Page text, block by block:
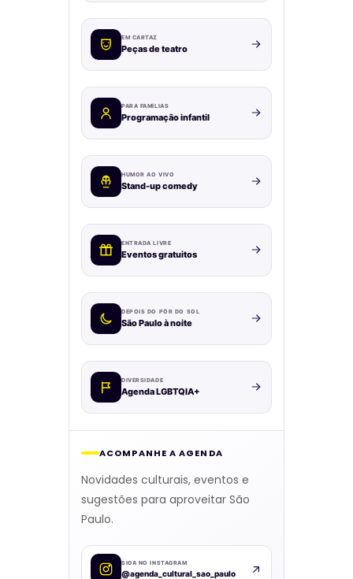
EM CARTAZ
Peças de teatro
PARA FAMÍLIAS
Programação infantil
HUMOR AO VIVO
Stand-up comedy
ENTRADA LIVRE
Eventos gratuitos
DEPOIS DO PÔR DO SOL
São Paulo à noite
DIVERSIDADE
Agenda LGBTQIA+
ACOMPANHE A AGENDA
Novidades culturais, eventos e
sugestões para aproveitar São
Paulo.
SIGA NO INSTAGRAM
@agenda_cultural_sao_paulo